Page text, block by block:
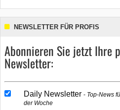
NEWSLETTER FÜR PROFIS
Abonnieren Sie jetzt Ihre
Newsletter:
Daily Newsletter
Top-News
der Woche